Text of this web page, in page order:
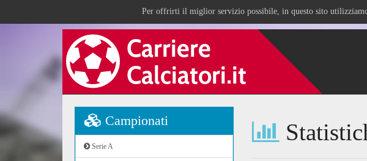
Per offrirti il miglior servizio possibile, in questo sito
Campionati
Serie A